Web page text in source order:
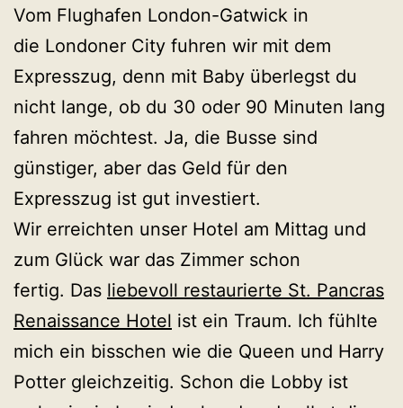
Vom Flughafen London-Gatwick in
die Londoner City fuhren wir mit dem
Expresszug, denn mit Baby überlegst du
nicht lange, ob du 30 oder 90 Minuten lang
fahren möchtest. Ja, die Busse sind
günstiger, aber das Geld für den
Expresszug ist gut investiert.
Wir erreichten unser Hotel am Mittag und
zum Glück war das Zimmer schon
fertig. Das liebevoll restaurierte St. Pancras
Renaissance Hotel ist ein Traum. Ich fühlte
mich ein bisschen wie die Queen und Harry
Potter gleichzeitig. Schon die Lobby ist